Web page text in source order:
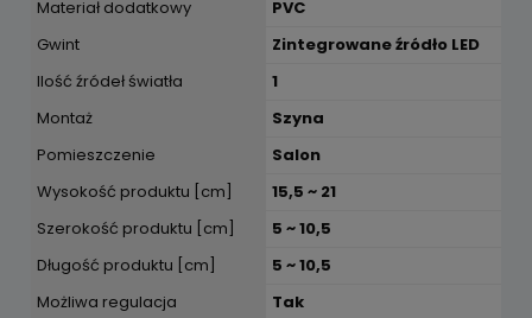
Materiał dodatkowy
PVC
Gwint
Zintegrowane źródło LED
Ilość źródeł światła
1
Montaż
Szyna
Pomieszczenie
Salon
Wysokość produktu [cm]
15,5 ~ 21
Szerokość produktu [cm]
5 ~ 10,5
Długość produktu [cm]
5 ~ 10,5
Możliwa regulacja
Tak